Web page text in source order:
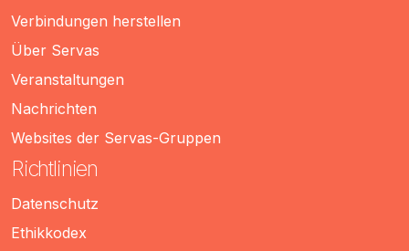
Verbindungen herstellen
Über Servas
Veranstaltungen
Nachrichten
Websites der Servas-Gruppen
Richtlinien
Datenschutz
Ethikkodex